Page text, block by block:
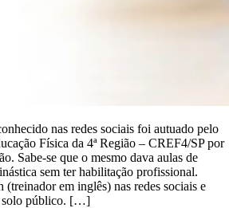
nas redes sociais foi autuado pelo
Física da 4ª Região – CREF4/SP por
Sabe-se que o mesmo dava aulas de
sem ter habilitação profissional.
(treinador em inglês) nas redes sociais e
solo público. […]